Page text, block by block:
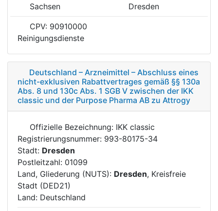
Sachsen
Dresden
CPV: 90910000
Reinigungsdienste
Deutschland – Arzneimittel – Abschluss eines
nicht-exklusiven Rabattvertrages gemäß §§ 130a
Abs. 8 und 130c Abs. 1 SGB V zwischen der IKK
classic und der Purpose Pharma AB zu Attrogy
Offizielle Bezeichnung: IKK classic
Registrierungsnummer: 993-80175-34
Stadt: Dresden
Postleitzahl: 01099
Land, Gliederung (NUTS): Dresden, Kreisfreie
Stadt (DED21)
Land: Deutschland